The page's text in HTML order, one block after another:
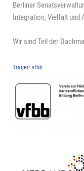
Berliner
Integration, Vielfalt und
Wir sind Teil der
Träger: vfbb